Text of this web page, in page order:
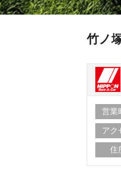
竹ノ
営業
アク
住